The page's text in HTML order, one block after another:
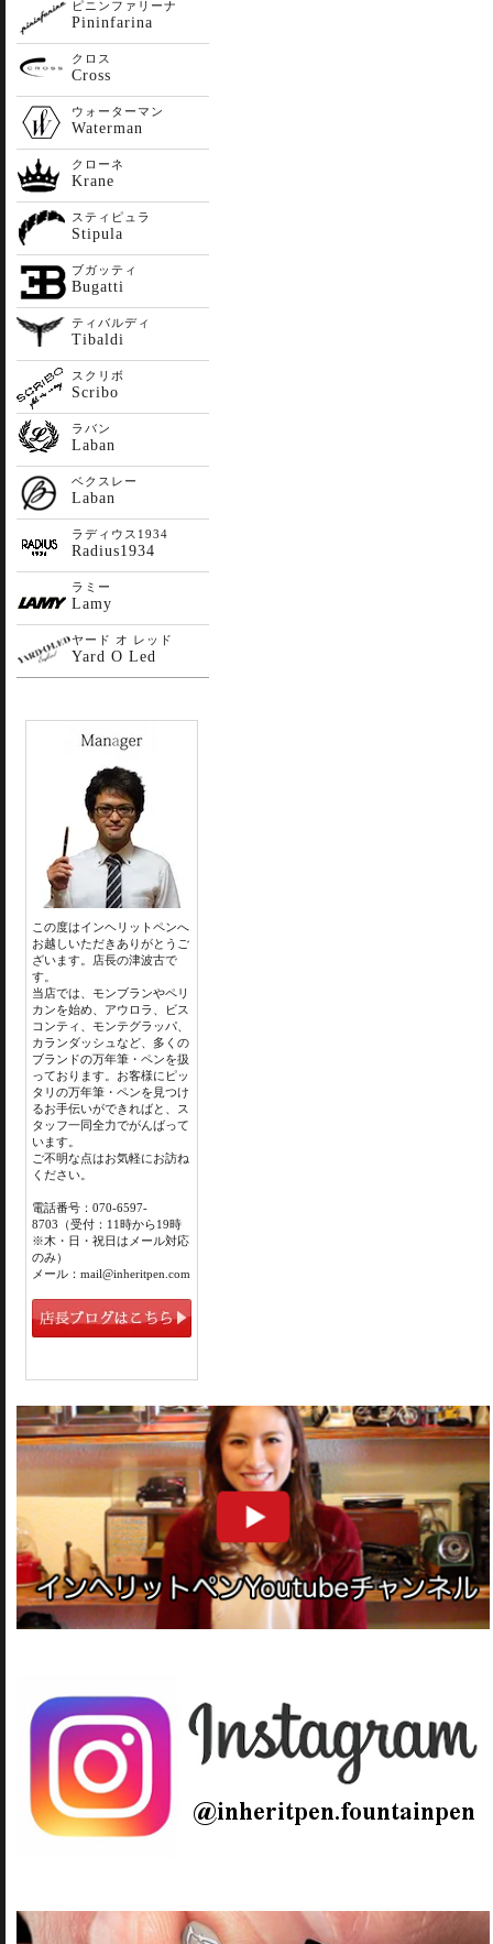
ピニンファリーナ
Pininfarina
クロス
Cross
ウォーターマン
Waterman
クローネ
Krane
スティピュラ
Stipula
ブガッティ
Bugatti
ティバルディ
Tibaldi
スクリボ
Scribo
ラバン
Laban
ベクスレー
Laban
ラディウス1934
Radius1934
ラミー
Lamy
ヤード オ レッド
Yard O Led
この度はインヘリットペンへ
お越しいただきありがとうご
ざいます。店長の津波古で
す。
当店では、モンブランやペリ
カンを始め、アウロラ、ビス
コンティ、モンテグラッパ、
カランダッシュなど、多くの
ブランドの万年筆・ペンを扱
っております。お客様にピッ
タリの万年筆・ペンを見つけ
るお手伝いができればと、ス
タッフ一同全力でがんばって
います。
ご不明な点はお気軽にお訪ね
ください。
電話番号：070-6597-
8703（受付：11時から19時
※木・日・祝日はメール対応
のみ）
メール：mail@inheritpen.com